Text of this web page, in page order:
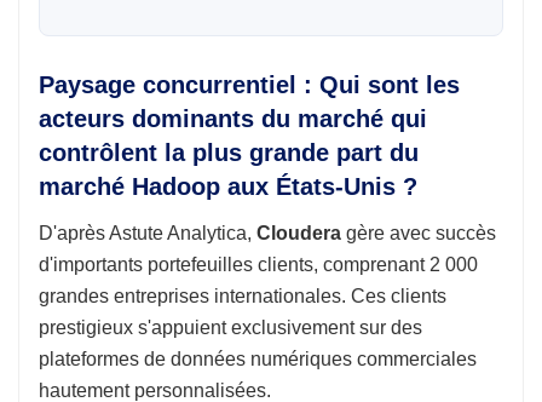
Paysage concurrentiel : Qui sont les
acteurs dominants du marché qui
contrôlent la plus grande part du
marché Hadoop aux États-Unis ?
D'après Astute Analytica, Cloudera gère avec succès
d'importants portefeuilles clients, comprenant 2 000
grandes entreprises internationales. Ces clients
prestigieux s'appuient exclusivement sur des
plateformes de données numériques commerciales
hautement personnalisées.